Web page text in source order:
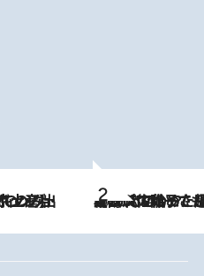
2026.8.5
【阿川佐和子さんの年とる力】なぜ70代で始めた趣味は“こんなに楽しい”のか？ ピアノ、俳句…スランプに陥っても続けられる“ある秘訣”とは